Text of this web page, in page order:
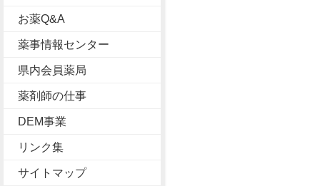
お薬Q&A
薬事情報センター
県内会員薬局
薬剤師の仕事
DEM事業
リンク集
サイトマップ